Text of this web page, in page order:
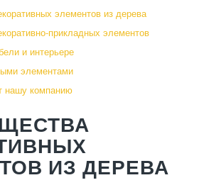
элементов из дерева
прикладных элементов
и интерьере
элементами
нашу компанию
ИЗ ДЕРЕВА